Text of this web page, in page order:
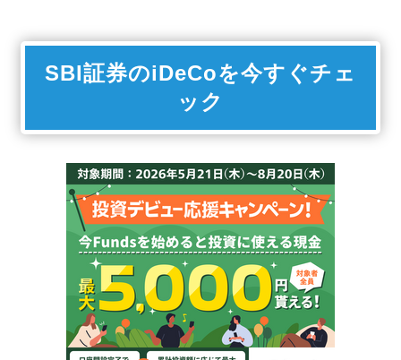
SBI証券のiDeCoを今すぐチェ
ック